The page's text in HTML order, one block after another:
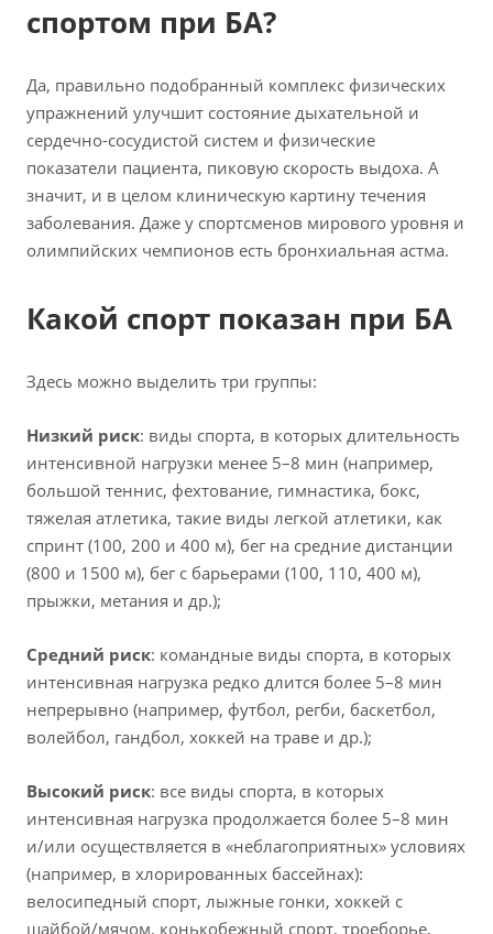
спортом при БА?
Да, правильно подобранный комплекс физических
упражнений улучшит состояние дыхательной и
сердечно-сосудистой систем и физические
показатели пациента, пиковую скорость выдоха. А
значит, и в целом клиническую картину течения
заболевания. Даже у спортсменов мирового уровня и
олимпийских чемпионов есть бронхиальная астма.
Какой спорт показан при БА
Здесь можно выделить три группы:
Низкий риск: виды спорта, в которых длительность
интенсивной нагрузки менее 5–8 мин (например,
большой теннис, фехтование, гимнастика, бокс,
тяжелая атлетика, такие виды легкой атлетики, как
спринт (100, 200 и 400 м), бег на средние дистанции
(800 и 1500 м), бег с барьерами (100, 110, 400 м),
прыжки, метания и др.);
Средний риск: командные виды спорта, в которых
интенсивная нагрузка редко длится более 5–8 мин
непрерывно (например, футбол, регби, баскетбол,
волейбол, гандбол, хоккей на траве и др.);
Высокий риск: все виды спорта, в которых
интенсивная нагрузка продолжается более 5–8 мин
и/или осуществляется в «неблагоприятных» условиях
(например, в хлорированных бассейнах):
велосипедный спорт, лыжные гонки, хоккей с
шайбой/мячом, конькобежный спорт, троеборье,